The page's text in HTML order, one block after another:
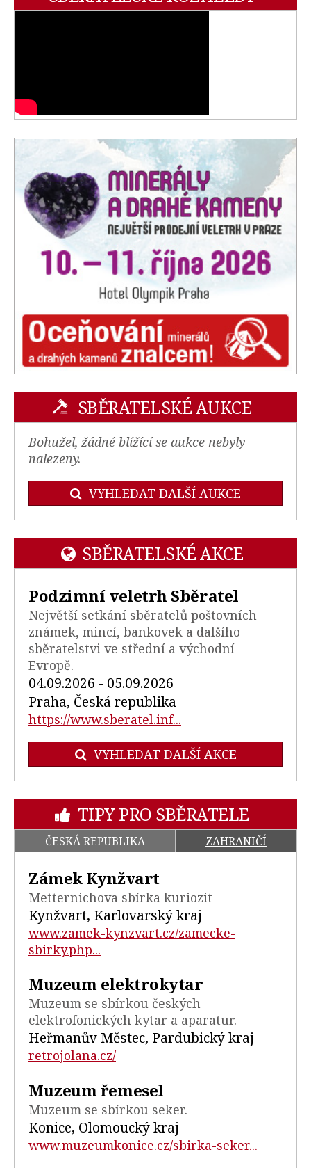
SBĚRATELSKÉ AUKCE
Bohužel, žádné blížící se aukce nebyly
nalezeny.
VYHLEDAT DALŠÍ AUKCE
SBĚRATELSKÉ AKCE
Podzimní veletrh Sběratel
Největší setkání sběratelů poštovních
známek, mincí, bankovek a dalšího
sběratelstvi ve střední a východní
Evropě.
04.09.2026 - 05.09.2026
Praha, Česká republika
https://www.sberatel.inf...
VYHLEDAT DALŠÍ AKCE
TIPY PRO SBĚRATELE
ČESKÁ REPUBLIKA ZAHRANIČÍ
Zámek Kynžvart
Metternichova sbírka kuriozit
Kynžvart, Karlovarský kraj
www.zamek-kynzvart.cz/zamecke-
sbirky.php...
Muzeum elektrokytar
Muzeum se sbírkou českých
elektrofonických kytar a aparatur.
Heřmanův Městec, Pardubický kraj
retrojolana.cz/
Muzeum řemesel
Muzeum se sbírkou seker.
Konice, Olomoucký kraj
www.muzeumkonice.cz/sbirka-seker...